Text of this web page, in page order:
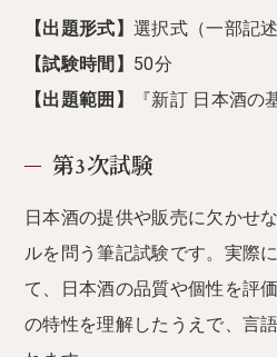
【出題形式】 選択式（一部記述
【試験時間】 50分
【出題範囲】
『新訂 日本酒の
第3次試験
日本酒の提供や販売に欠かせ
ルを問う筆記試験です。実際
て、日本酒の品質や個性を評
の特性を理解したうえで、言